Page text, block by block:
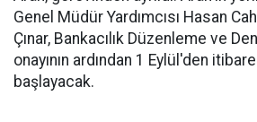
Genel Müdür Yardımcısı Hasan
Çınar, Bankacılık Düzenleme ve
onayının ardından 1 Eylül'den
başlayacak.